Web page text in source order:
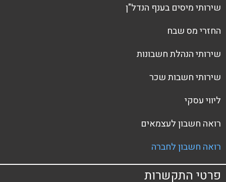
שירותי מיסים בענף הנדל"ן
החזרי מס שבח
שירותי הנהלת חשבונות
שירותי חשבות שכר
ליווי עסקי
רואה חשבון לעצמאים
רואה חשבון לחברה
פרטי התקשרות